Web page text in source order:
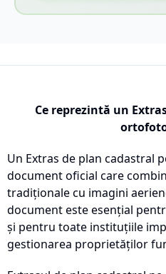
Ce reprezintă un
Un Extras de plan cadastral
document oficial care
tradiționale cu imagini
document este esențial
și pentru toate instituțiile
gestionarea proprietăților